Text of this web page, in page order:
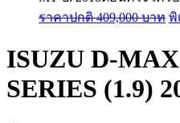
ราคาปกติ 409,000 บาท พิ
ISUZU D-
SERIES (1.9)